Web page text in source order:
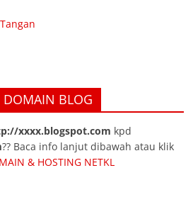
DOMAIN BLOG
xxxx.blogspot.com kpd
?? Baca info lanjut dibawah atau klik
& HOSTING NETKL